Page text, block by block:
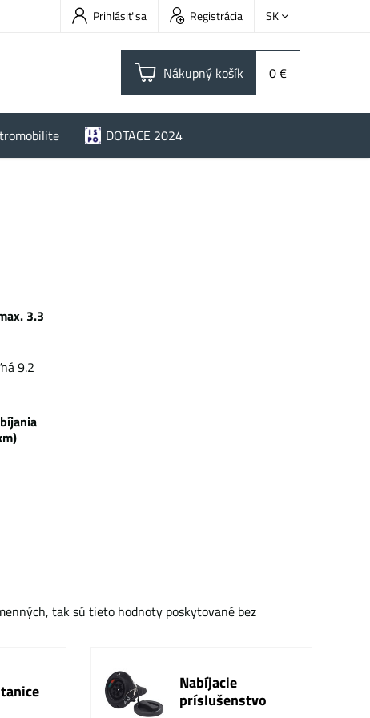
Prihlásiť sa Registrácia SK
Nákupný košík 0 €
DOTACE 2024
3.3
9.2
tak sú tieto hodnoty poskytované bez
Nabíjacie
príslušenstvo